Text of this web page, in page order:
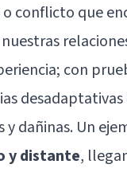
conflicto que
con
y dañinas. Un
y distante,